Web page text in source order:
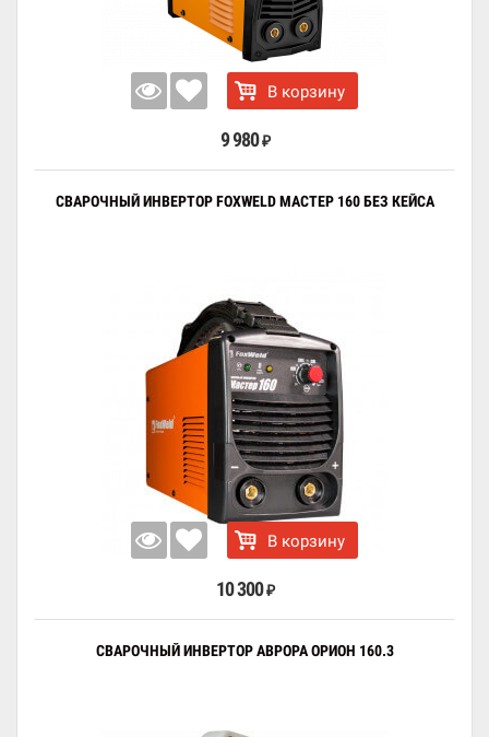
В корзину
9 980 ₽
СВАРОЧНЫЙ ИНВЕРТОР FOXWELD МАСТЕР 160 БЕЗ КЕЙСА
В корзину
10 300 ₽
СВАРОЧНЫЙ ИНВЕРТОР АВРОРА ОРИОН 160.3